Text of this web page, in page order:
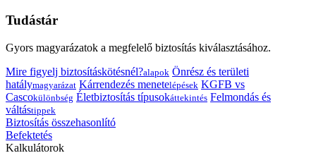
Tudástár
Gyors magyarázatok a megfelelő biztosítás kiválasztásához.
Mire figyelj biztosításkötésnél?alapok Önrész és területi
hatálymagyarázat Kárrendezés menetelépések KGFB vs
Cascokülönbség Életbiztosítás típusokáttekintés Felmondás és
váltástippek
Biztosítás összehasonlító
Befektetés
Kalkulátorok